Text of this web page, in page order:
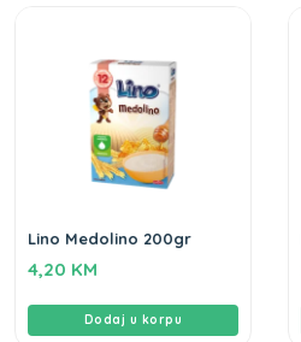
Lino Medolino 200gr
4,20 KM
Dodaj u korpu